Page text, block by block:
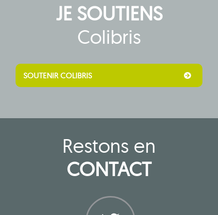
JE SOUTIENS
Colibris
SOUTENIR COLIBRIS
Restons en
CONTACT